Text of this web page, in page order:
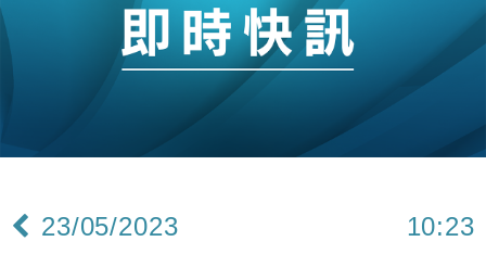
財經｜韓股反覆波動收跌 連挫7周創逾3年最長跌勢
13:44
財經｜內地7月美元計價出口增近24%勝預期 貿易順
財經｜日本春季三度入市撐日圓 4月單日斥6.28萬億
15:59
財經｜SA售股自救後再出手 斥4億美元押注未上市公
23/05/2023 10:23